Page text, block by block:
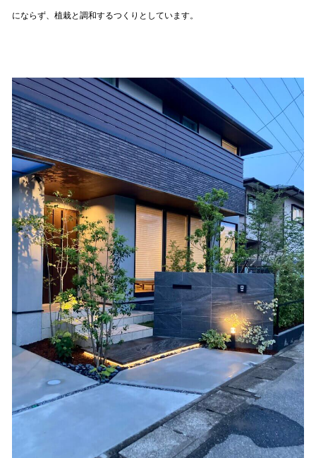
にならず、植栽と調和するつくりとしています。